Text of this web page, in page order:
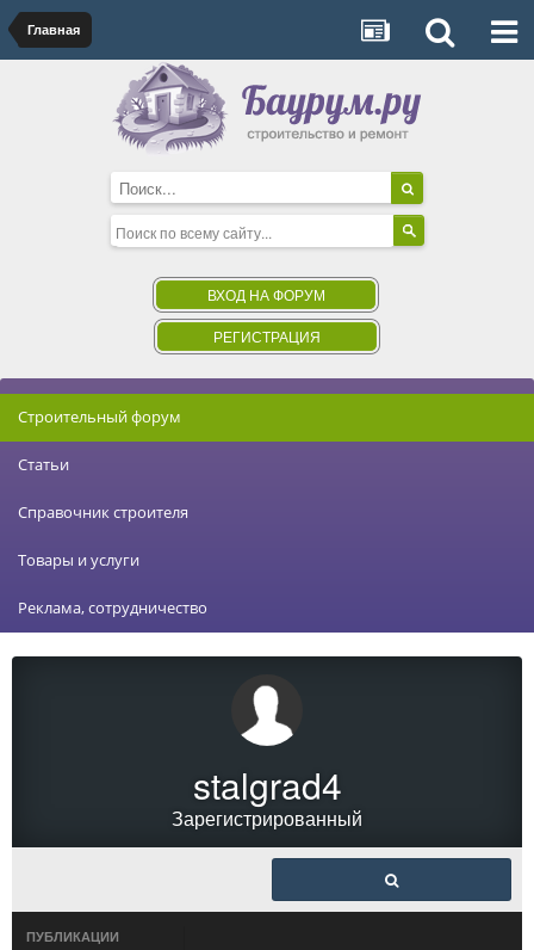
Главная
ВХОД НА ФОРУМ
РЕГИСТРАЦИЯ
Строительный форум
Статьи
Справочник строителя
Товары и услуги
Реклама, сотрудничество
stalgrad4
Зарегистрированный
ПУБЛИКАЦИИ